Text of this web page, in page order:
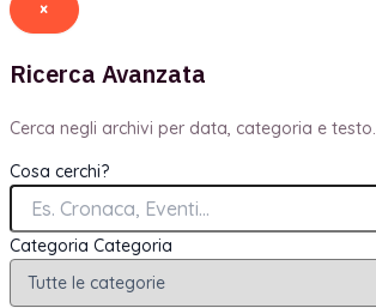
×
Ricerca Avanzata
Cerca negli archivi per data, categoria e testo.
Cosa cerchi?
Categoria Categoria